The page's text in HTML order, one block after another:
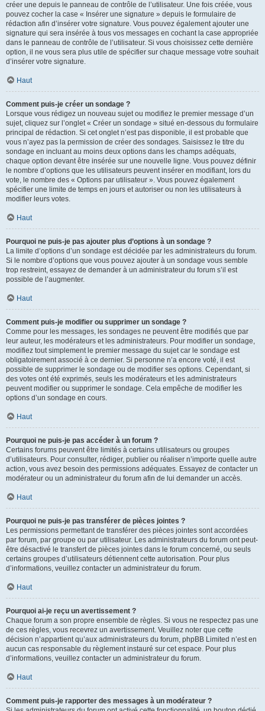
créer une depuis le panneau de contrôle de l’utilisateur. Une fois créée, vous
pouvez cocher la case « Insérer une signature » depuis le formulaire de
rédaction afin d’insérer votre signature. Vous pouvez également ajouter une
signature qui sera insérée à tous vos messages en cochant la case appropriée
dans le panneau de contrôle de l’utilisateur. Si vous choisissez cette dernière
option, il ne vous sera plus utile de spécifier sur chaque message votre souhait
d’insérer votre signature.
Haut
Comment puis-je créer un sondage ?
Lorsque vous rédigez un nouveau sujet ou modifiez le premier message d’un
sujet, cliquez sur l’onglet « Créer un sondage » situé en-dessous du formulaire
principal de rédaction. Si cet onglet n’est pas disponible, il est probable que
vous n’ayez pas la permission de créer des sondages. Saisissez le titre du
sondage en incluant au moins deux options dans les champs adéquats,
chaque option devant être insérée sur une nouvelle ligne. Vous pouvez définir
le nombre d’options que les utilisateurs peuvent insérer en modifiant, lors du
vote, le nombre des « Options par utilisateur ». Vous pouvez également
spécifier une limite de temps en jours et autoriser ou non les utilisateurs à
modifier leurs votes.
Haut
Pourquoi ne puis-je pas ajouter plus d’options à un sondage ?
La limite d’options d’un sondage est décidée par les administrateurs du forum.
Si le nombre d’options que vous pouvez ajouter à un sondage vous semble
trop restreint, essayez de demander à un administrateur du forum s’il est
possible de l’augmenter.
Haut
Comment puis-je modifier ou supprimer un sondage ?
Comme pour les messages, les sondages ne peuvent être modifiés que par
leur auteur, les modérateurs et les administrateurs. Pour modifier un sondage,
modifiez tout simplement le premier message du sujet car le sondage est
obligatoirement associé à ce dernier. Si personne n’a encore voté, il est
possible de supprimer le sondage ou de modifier ses options. Cependant, si
des votes ont été exprimés, seuls les modérateurs et les administrateurs
peuvent modifier ou supprimer le sondage. Cela empêche de modifier les
options d’un sondage en cours.
Haut
Pourquoi ne puis-je pas accéder à un forum ?
Certains forums peuvent être limités à certains utilisateurs ou groupes
d’utilisateurs. Pour consulter, rédiger, publier ou réaliser n’importe quelle autre
action, vous avez besoin des permissions adéquates. Essayez de contacter un
modérateur ou un administrateur du forum afin de lui demander un accès.
Haut
Pourquoi ne puis-je pas transférer de pièces jointes ?
Les permissions permettant de transférer des pièces jointes sont accordées
par forum, par groupe ou par utilisateur. Les administrateurs du forum ont peut-
être désactivé le transfert de pièces jointes dans le forum concerné, ou seuls
certains groupes d’utilisateurs détiennent cette autorisation. Pour plus
d’informations, veuillez contacter un administrateur du forum.
Haut
Pourquoi ai-je reçu un avertissement ?
Chaque forum a son propre ensemble de règles. Si vous ne respectez pas une
de ces règles, vous recevrez un avertissement. Veuillez noter que cette
décision n’appartient qu’aux administrateurs du forum, phpBB Limited n’est en
aucun cas responsable du règlement instauré sur cet espace. Pour plus
d’informations, veuillez contacter un administrateur du forum.
Haut
Comment puis-je rapporter des messages à un modérateur ?